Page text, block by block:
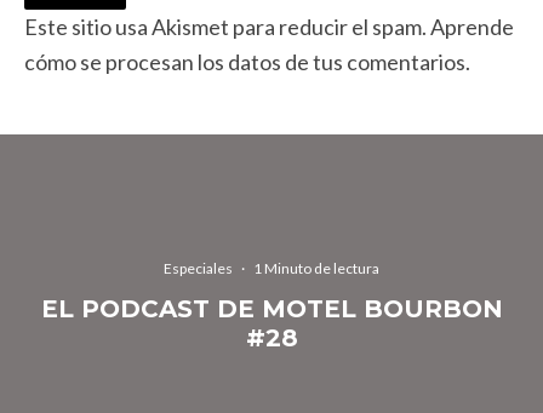
Este sitio usa Akismet para reducir el spam.Aprende
cómo se procesan los datos de tus comentarios.
Especiales · 1 Minuto de lectura
EL PODCAST DE MOTEL BOURBON
#28